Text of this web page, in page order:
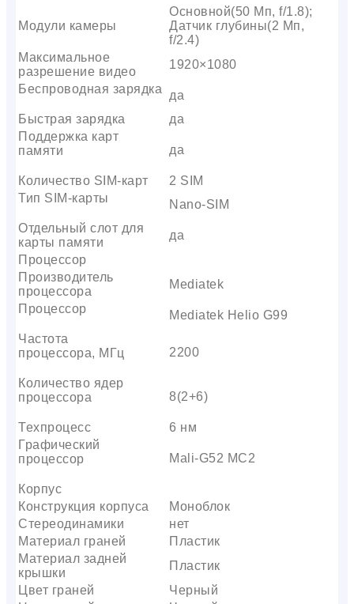
Модули камеры
Основной(50 Мп, f/1.8);
Датчик глубины(2 Мп,
f/2.4)
Максимальное
разрешение видео
1920×1080
Беспроводная зарядка
да
Быстрая зарядка
да
Поддержка карт
памяти
да
Количество SIM-карт
2 SIM
Тип SIM-карты
Nano-SIM
Отдельный слот для
карты памяти
да
Процессор
Производитель
процессора
Mediatek
Процессор
Mediatek Helio G99
Частота
процессора, МГц
2200
Количество ядер
процессора
8(2+6)
Техпроцесс
6 нм
Графический
процессор
Mali-G52 MC2
Корпус
Конструкция корпуса
Моноблок
Стереодинамики
нет
Материал граней
Пластик
Материал задней
крышки
Пластик
Цвет граней
Черный